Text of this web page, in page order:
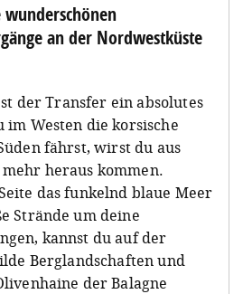
wunderschönen
an der Nordwestküste
der Transfer ein absolutes
Westen die korsische
fährst, wirst du aus
heraus kommen.
das funkelnd blaue Meer
Strände um deine
kannst du auf der
Berglandschaften und
der Balagne